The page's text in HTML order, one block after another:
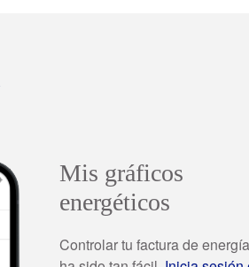
Mis gráficos
energéticos
Controlar tu factura de